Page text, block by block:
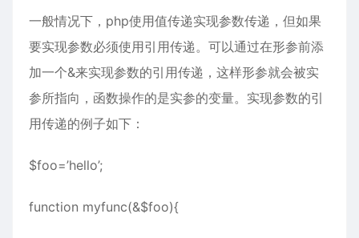
一般情况下，php使用值传递实现参数传递，但如果
要实现参数必须使用引用传递。可以通过在形参前添
加一个&来实现参数的引用传递，这样形参就会被实
参所指向，函数操作的是实参的变量。实现参数的引
用传递的例子如下：
$foo=’hello’;
function myfunc(&$foo){